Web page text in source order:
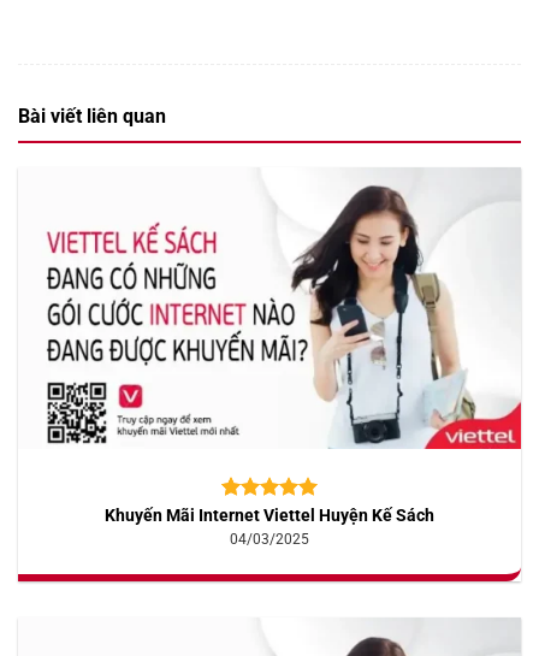
Bài viết liên quan
5.00trên 5
dựa trên
10
Khuyến Mãi Internet Viettel Huyện Kế Sách
04/03/2025